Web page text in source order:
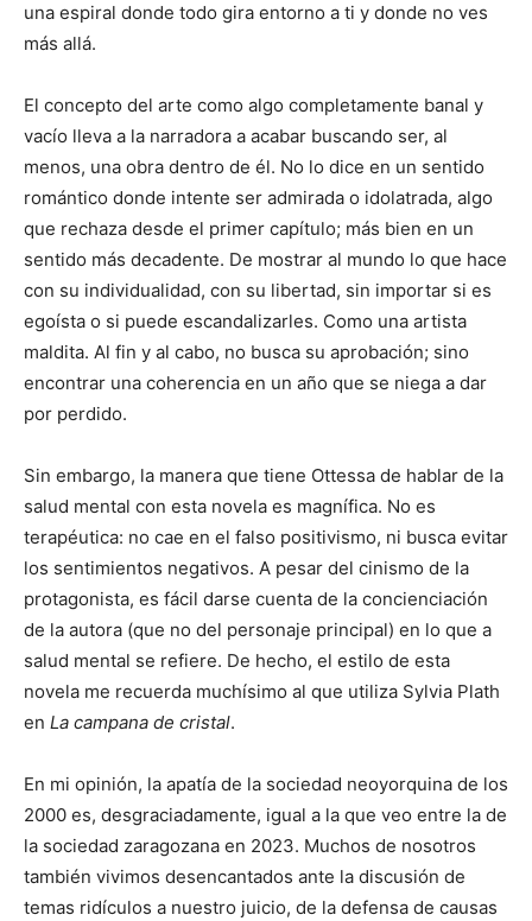
una espiral donde todo gira entorno a ti y donde no ves
más allá.
El concepto del arte como algo completamente banal y
vacío lleva a la narradora a acabar buscando ser, al
menos, una obra dentro de él. No lo dice en un sentido
romántico donde intente ser admirada o idolatrada, algo
que rechaza desde el primer capítulo; más bien en un
sentido más decadente. De mostrar al mundo lo que hace
con su individualidad, con su libertad, sin importar si es
egoísta o si puede escandalizarles. Como una artista
maldita. Al fin y al cabo, no busca su aprobación; sino
encontrar una coherencia en un año que se niega a dar
por perdido.
Sin embargo, la manera que tiene Ottessa de hablar de la
salud mental con esta novela es magnífica. No es
terapéutica: no cae en el falso positivismo, ni busca evitar
los sentimientos negativos. A pesar del cinismo de la
protagonista, es fácil darse cuenta de la concienciación
de la autora (que no del personaje principal) en lo que a
salud mental se refiere. De hecho, el estilo de esta
novela me recuerda muchísimo al que utiliza Sylvia Plath
en La campana de cristal.
En mi opinión, la apatía de la sociedad neoyorquina de los
2000 es, desgraciadamente, igual a la que veo entre la de
la sociedad zaragozana en 2023. Muchos de nosotros
también vivimos desencantados ante la discusión de
temas ridículos a nuestro juicio, de la defensa de causas